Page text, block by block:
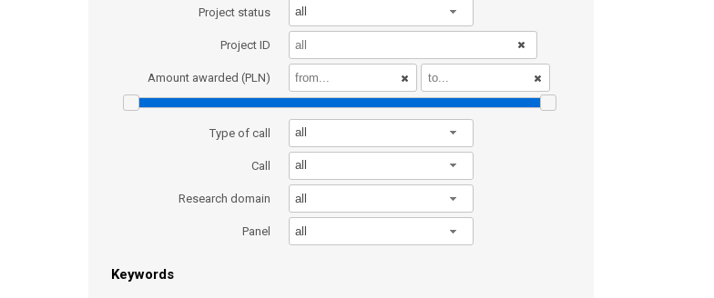
Project status all
Project ID
Amount awarded (PLN)
Type of call all
Call all
Research domain all
Panel all
Keywords